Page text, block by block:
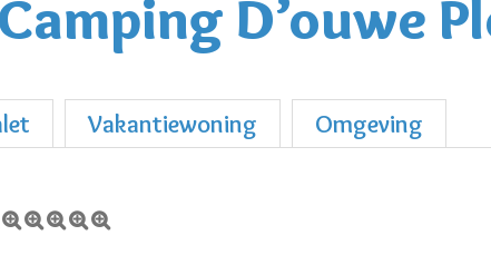
D’ouwe
Vakantiewoning Omgeving